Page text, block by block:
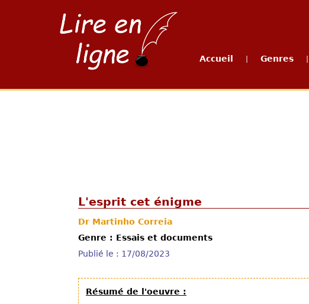
Accueil Genres
L'esprit cet énigme
Dr Martinho Correia
Genre : Essais et documents
Publié le : 17/08/2023
Résumé de l'oeuvre :